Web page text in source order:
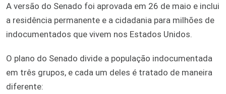
A versão do Senado foi aprovada em 26 de maio e inclui
a residência permanente e a cidadania para milhões de
indocumentados que vivem nos Estados Unidos.
O plano do Senado divide a população indocumentada
em três grupos, e cada um deles é tratado de maneira
diferente: